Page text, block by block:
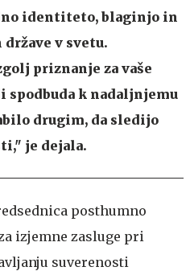
identiteto, blaginjo in
v svetu.
priznanje za vaše
spodbuda k nadaljnjemu
drugim, da sledijo
je dejala.
posthumno
izjemne zasluge pri
suverenosti